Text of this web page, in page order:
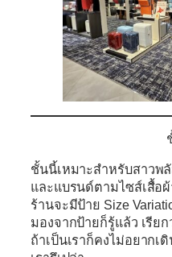
ชั้นนี้เหมาะสำหรับสาวพ
และแบรนด์ตามไซส์เสื้อ
ร้านจะมีป้าย Size
มองจากป้ายก็รู้แล้ว เรีย
ถ้าเป็นเราก็คงไม่อยากเ